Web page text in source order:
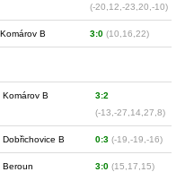
(-20,12,-23,20,-10)
Komárov B 3:0 (10,16,22)
Komárov B
3:2
(-13,-27,14,27,8)
Dobřichovice B 0:3 (-19,-19,-16)
Beroun 3:0 (15,17,15)